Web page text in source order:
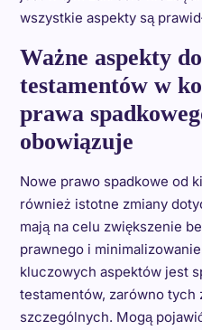
wszystkie aspekty są
Ważne aspekty
testamentów w
prawa
obowiązuje
Nowe prawo spadkowe od
również istotne zmiany
mają na celu zwiększenie
prawnego i
kluczowych aspektów jest
testamentów, zarówno tych
szczególnych. Mogą